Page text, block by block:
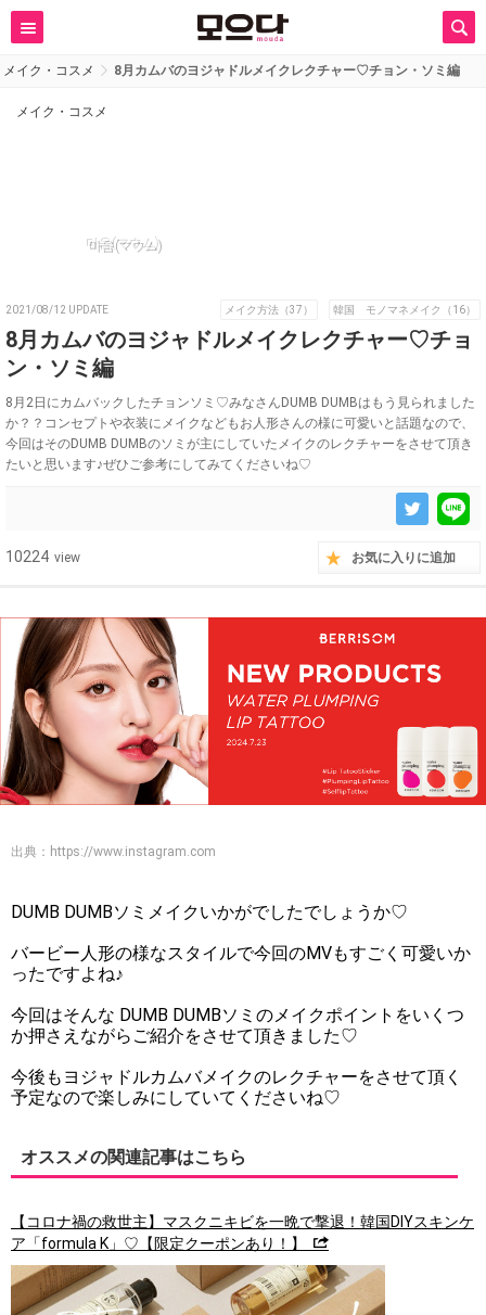
メイク・コスメ 8月カムバのヨジャドルメイクレクチャー♡チョン・ソミ編
メイク・コスメ
마음(マウム)
2021/08/12 UPDATE メイク方法（37） 韓国 モノマネメイク（16）
8月カムバのヨジャドルメイクレクチャー♡チョ
ン・ソミ編
8月2日にカムバックしたチョンソミ♡みなさんDUMB DUMBはもう見られました
か？？コンセプトや衣装にメイクなどもお人形さんの様に可愛いと話題なので、
今回はそのDUMB DUMBのソミが主にしていたメイクのレクチャーをさせて頂き
たいと思います♪ぜひご参考にしてみてくださいね♡
10224 view お気に入りに追加
出典： https://www.instagram.com
DUMB DUMBソミメイクいかがでしたでしょうか♡
バービー人形の様なスタイルで今回のMVもすごく可愛いか
ったですよね♪
今回はそんな DUMB DUMBソミのメイクポイントをいくつ
か押さえながらご紹介をさせて頂きました♡
今後もヨジャドルカムバメイクのレクチャーをさせて頂く
予定なので楽しみにしていてくださいね♡
オススメの関連記事はこちら
【コロナ禍の救世主】マスクニキビを一晩で撃退！韓国DIYスキンケ
ア「formula K」♡【限定クーポンあり！】